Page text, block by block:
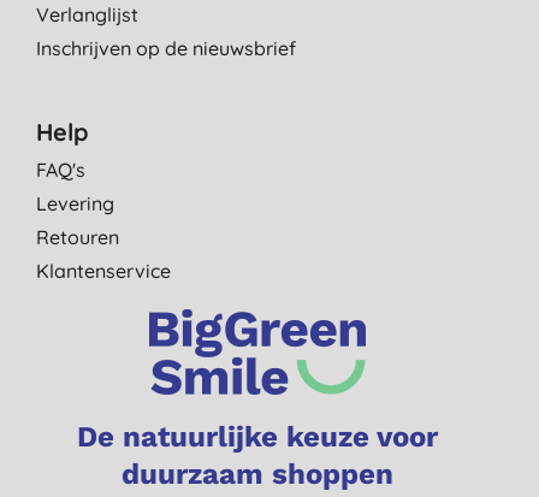
Verlanglijst
Inschrijven op de nieuwsbrief
Help
FAQ's
Levering
Retouren
Klantenservice
De natuurlijke keuze voor
duurzaam shoppen